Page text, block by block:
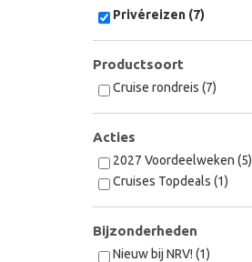
Privéreizen (7)
Productsoort
Cruise rondreis (7)
Acties
2027 Voordeelweken (5)
Cruises Topdeals (1)
Bijzonderheden
Nieuw bij NRV! (1)